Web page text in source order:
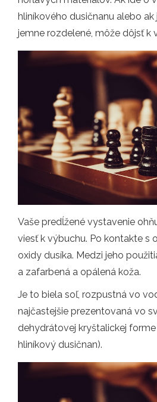
hliníkového dusičnanu alebo
jemne rozdelené, môže dôjsť k
Vaše predĺžené vystavenie
viesť k výbuchu. Po kontakte s
oxidy dusíka. Medzi jeho
a zafarbená a opálená koža.
Je to biela soľ, rozpustná vo
najčastejšie prezentovaná vo
dehydrátovej kryštalickej
hliníkový dusičnan).